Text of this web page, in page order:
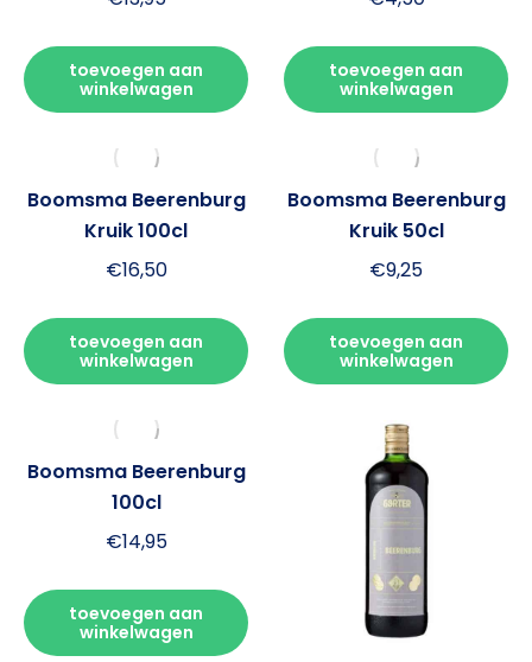
toevoegen aan
winkelwagen
toevoegen aan
winkelwagen
Boomsma Beerenburg
Kruik 100cl
€16,50
toevoegen aan
winkelwagen
Boomsma Beerenburg
Kruik 50cl
€9,25
toevoegen aan
winkelwagen
Boomsma Beerenburg
100cl
€14,95
toevoegen aan
winkelwagen